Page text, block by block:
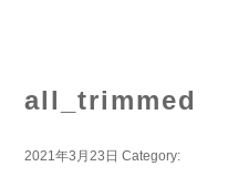
all_trimmed
2021年3月23日 Category: